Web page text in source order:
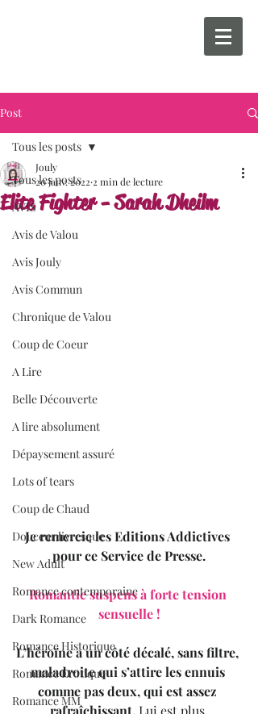
Post
Tous les posts
AVIS
Avis de Valou
Avis Jouly
Avis Commun
Chronique de Valou
Coup de Coeur
A Lire
Belle Découverte
A lire absolument
Dépaysement assuré
Lots of tears
Coup de Chaud
Douceur livresque
New Adult
Romance contemporaine
Dark Romance
Romance Historique
Romance Erotique
Romance MM
Tous les posts
Elite Fighter - Sarah Dheilm
Jouly
20 janv. 2022 2 min de lecture
Je remercie les Editions Addictives
pour ce Service de Presse.
Romantic suspens à forte tension
sensuelle !
L’héroïne a un côté décalé, sans filtre,
maladroite qui s’attire les ennuis
comme pas deux, qui est assez
rafraîchissant. Lui est plus